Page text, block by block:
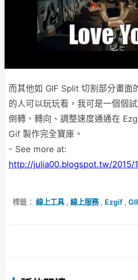
而其他如 GIF Split 切割部分畫面
的人可以玩玩看，我可是一個個
倒轉、轉向、調整速度通通在
Gif 製作完全寶庫。
- See more at:
http://julia00.blogspot.tw/2015/
標籤： 線上工具, 線上服務, Ezgif,